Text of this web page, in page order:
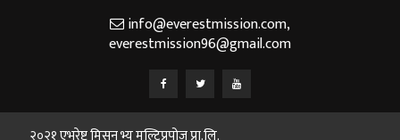
info@everestmission.com,
everestmission96@gmail.com